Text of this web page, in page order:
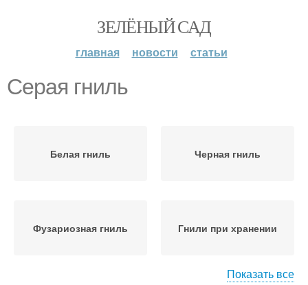
ЗЕЛЁНЫЙ САД
главная новости статьи
Серая гниль
Белая гниль Черная гниль
Фузариозная гниль Гнили при хранении
Показать все